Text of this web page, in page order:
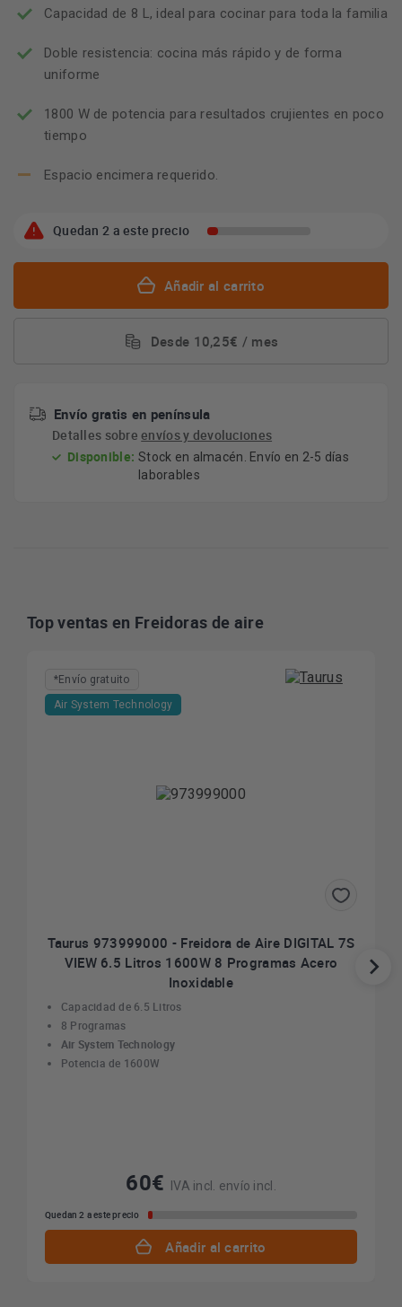
Capacidad de 8 L, ideal para cocinar para toda la familia
Doble resistencia: cocina más rápido y de forma
uniforme
1800 W de potencia para resultados crujientes en poco
tiempo
Espacio encimera requerido.
Quedan 2 a este precio
Añadir al carrito
Desde 10,25€ / mes
Envío gratis en península
Detalles sobreenvíos y devoluciones
Disponible: Stock en almacén. Envío en 2-5 días
laborables
Top ventas en Freidoras de aire
*Envío gratuito
Air System Technology
Taurus 973999000 - Freidora de Aire DIGITAL 7S
VIEW 6.5 Litros 1600W 8 Programas Acero
Inoxidable
Capacidad de 6.5 Litros
8 Programas
Air System Technology
Potencia de 1600W
60€ IVA incl. envío incl.
Quedan 2 a este precio
Añadir al carrito